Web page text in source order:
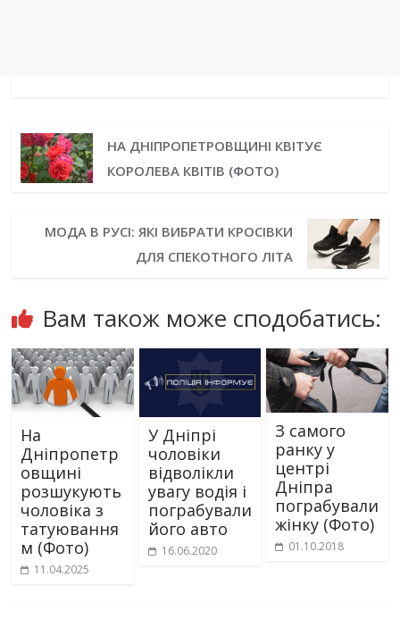
НА ДНІПРОПЕТРОВЩИНІ КВІТУЄ
КОРОЛЕВА КВІТІВ (ФОТО)
МОДА В РУСІ: ЯКІ ВИБРАТИ КРОСІВКИ
ДЛЯ СПЕКОТНОГО ЛІТА
Вам також може сподобатись:
На
Дніпропетр
овщині
розшукують
чоловіка з
татуювання
м (Фото)
11.04.2025
У Дніпрі
чоловіки
відволікли
увагу водія і
пограбували
його авто
16.06.2020
З самого
ранку у
центрі
Дніпра
пограбували
жінку (Фото)
01.10.2018